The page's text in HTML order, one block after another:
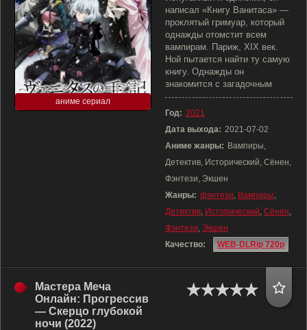
аниме сериал
написал «Книгу Ванитаса» —
проклятый гримуар, который
однажды отомстит всем
вампирам. Париж, XIX век.
Ной пытается найти ту самую
книгу. Однажды он
знакомится с загадочным
Год: 2021
Дата выхода: 2021-07-02
Аниме жанры: Вампиры,
Детектив, Исторический, Сёнен,
Фэнтези, Экшен
Жанры: фэнтези, Вампиры,
Детектив, Исторический, Сёнен,
Фэнтези, Экшен
Качество:
WEB-DLRip 720p
Мастера Меча
Онлайн: Прогрессив
— Скерцо глубокой
ночи (2022)